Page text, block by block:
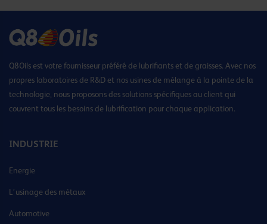
Q8Oils est votre fournisseur préféré de lubrifiants et de graisses. Avec nos
propres laboratoires de R&D et nos usines de mélange à la pointe de la
technologie, nous proposons des solutions spécifiques au client qui
couvrent tous les besoins de lubrification pour chaque application.
INDUSTRIE
Energie
L’usinage des métaux
Automotive